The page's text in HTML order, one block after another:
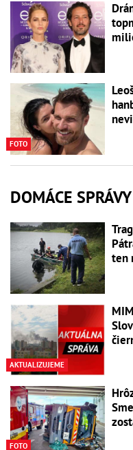
FOTO
DOMÁCE SPRÁVY
ten
AKTUALIZUJEME
FOTO